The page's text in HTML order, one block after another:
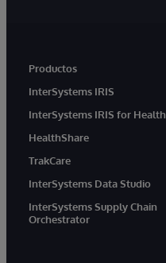
Productos
InterSystems IRIS
InterSystems IRIS for Health
HealthShare
TrakCare
InterSystems Data Studio
InterSystems Supply Chain
Orchestrator